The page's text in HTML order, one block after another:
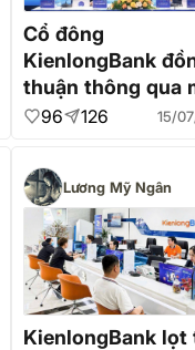
Cổ đông
KienlongBank
thuận thông qua
tiêu tăng vốn và
96 126 15/
Lương Mỹ Ngân
KienlongBank lọt